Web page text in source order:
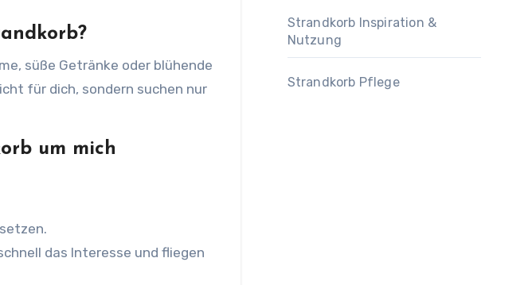
süße Getränke oder blühende
für dich, sondern suchen nur
um mich
das Interesse und fliegen
Strandkorb Inspiration &
Nutzung
Strandkorb Pflege